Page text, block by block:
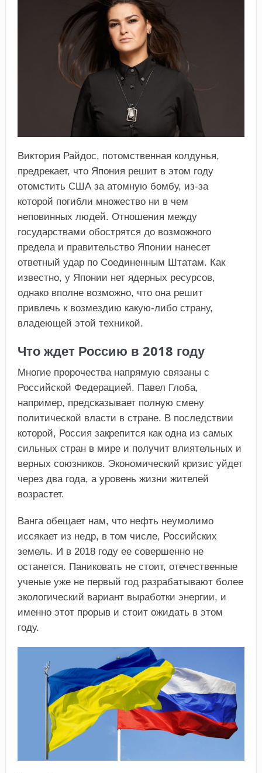
Виктория Райдос, потомственная колдунья,
предрекает, что Япония решит в этом году
отомстить США за атомную бомбу, из-за
которой погибли множество ни в чем
неповинных людей. Отношения между
государствами обострятся до возможного
предела и правительство Японии нанесет
ответный удар по Соединенным Штатам. Как
известно, у Японии нет ядерных ресурсов,
однако вполне возможно, что она решит
привлечь к возмездию какую-либо страну,
владеющей этой техникой.
Что ждет Россию в 2018 году
Многие пророчества напрямую связаны с
Российской Федерацией. Павел Глоба,
например, предсказывает полную смену
политической власти в стране. В последствии
которой, Россия закрепится как одна из самых
сильных стран в мире и получит влиятельных и
верных союзников. Экономический кризис уйдет
через два года, а уровень жизни жителей
возрастет.
Ванга обещает нам, что нефть неумолимо
иссякает из недр, в том числе, Российских
земель. И в 2018 году ее совершенно не
останется. Паниковать не стоит, отечественные
ученые уже не первый год разрабатывают более
экологический вариант выработки энергии, и
именно этот прорыв и стоит ожидать в этом
году.